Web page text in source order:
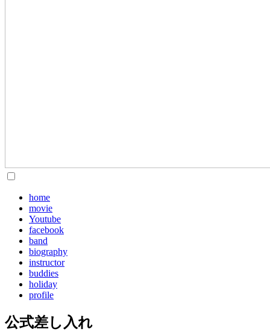
home
movie
Youtube
facebook
band
biography
instructor
buddies
holiday
profile
公式差し入れ